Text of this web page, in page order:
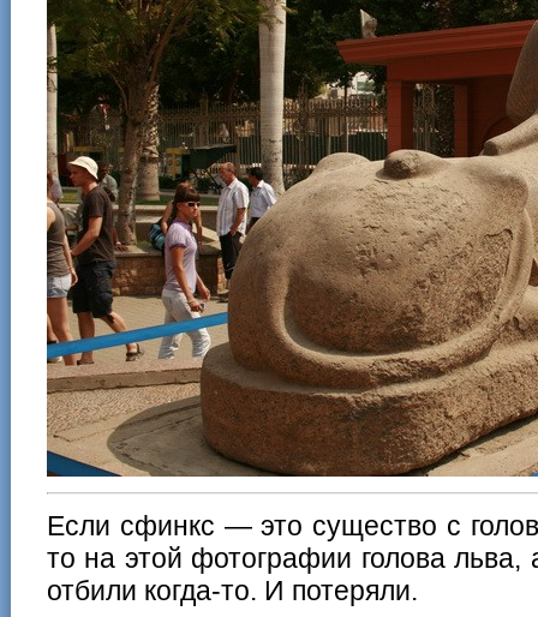
Если сфинкс — это существо с
то на этой фотографии голова
отбили когда-то. И потеряли.